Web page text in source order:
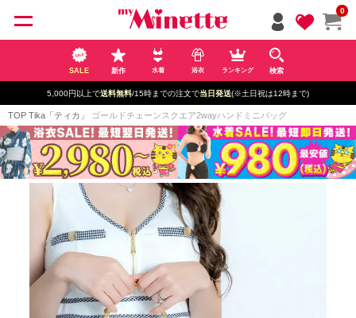
0
SALE 新作 水着 浴衣 ランキング 検索
5,000円以上で送料無料/15時までの注文で当日発送(※土日祝は12時まで)
TOP Tika「ティカ」 ゴールドチェーンスクエア2wayハンドミニバッグ
ペー
ジト
ップ